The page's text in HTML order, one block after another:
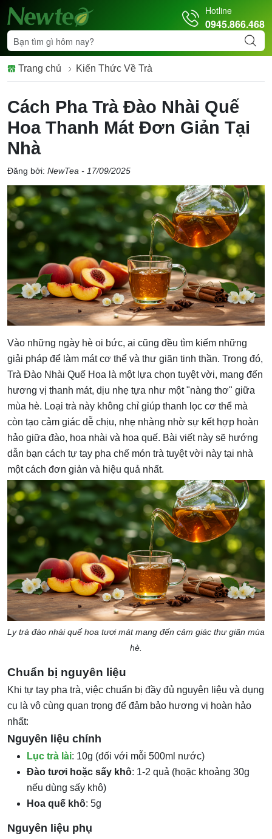
Hotline
0945.866.468
Trang chủ Kiến Thức Về Trà
Cách Pha Trà Đào Nhài Quế
Hoa Thanh Mát Đơn Giản Tại
Nhà
Đăng bởi: NewTea - 17/09/2025
Vào những ngày hè oi bức, ai cũng đều tìm kiếm những
giải pháp để làm mát cơ thể và thư giãn tinh thần. Trong đó,
Trà Đào Nhài Quế Hoa là một lựa chọn tuyệt vời, mang đến
hương vị thanh mát, dịu nhẹ tựa như một "nàng thơ" giữa
mùa hè. Loại trà này không chỉ giúp thanh lọc cơ thể mà
còn tạo cảm giác dễ chịu, nhẹ nhàng nhờ sự kết hợp hoàn
hảo giữa đào, hoa nhài và hoa quế. Bài viết này sẽ hướng
dẫn bạn cách tự tay pha chế món trà tuyệt vời này tại nhà
một cách đơn giản và hiệu quả nhất.
Ly trà đào nhài quế hoa tươi mát mang đến cảm giác thư giãn mùa
hè.
Chuẩn bị nguyên liệu
Khi tự tay pha trà, việc chuẩn bị đầy đủ nguyên liệu và dụng
cụ là vô cùng quan trọng để đảm bảo hương vị hoàn hảo
nhất:
Nguyên liệu chính
Lục trà lài: 10g (đối với mỗi 500ml nước)
Đào tươi hoặc sấy khô: 1-2 quả (hoặc khoảng 30g
nếu dùng sấy khô)
Hoa quế khô: 5g
Nguyên liệu phụ